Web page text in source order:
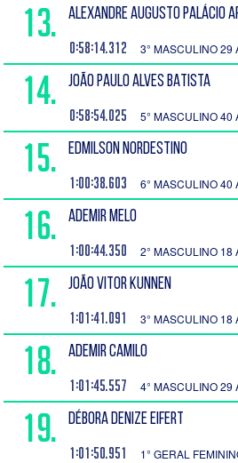
13. ALEXANDRE AUGUSTO PALÁCIO
0:58:14.312 3° MASCULINO 29
14. JOÃO PAULO ALVES BATISTA
0:58:54.025 5° MASCULINO 40
15. EDMILSON NORDESTINO
1:00:38.603 6° MASCULINO 40
16. ADEMIR MELO
1:00:44.350 2° MASCULINO 18
17. JOÃO VITOR KUNNEN
1:01:41.091 3° MASCULINO 18
18. ADEMIR CAMILO
1:01:45.557 4° MASCULINO 29
19. DÉBORA DENIZE EIFERT
1:01:50.951 1° GERAL